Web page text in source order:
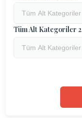
Tüm Alt Kategoriler 2